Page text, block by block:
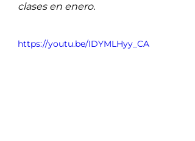
clases en enero.
https://youtu.be/IDYMLHyy_CA